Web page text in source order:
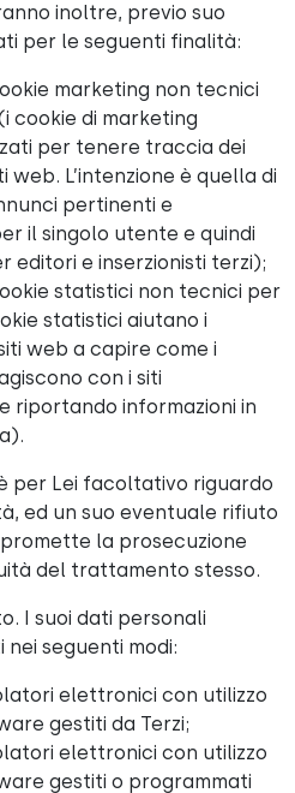
inoltre, previo suo
per le seguenti finalità:
marketing non tecnici
cookie di marketing
per tenere traccia dei
web. L’intenzione è quella di
pertinenti e
il singolo utente e quindi
editori e inserzionisti terzi);
statistici non tecnici per
statistici aiutano i
web a capire come i
con i siti
riportando informazioni in
per Lei facoltativo riguardo
ed un suo eventuale rifiuto
la prosecuzione
del trattamento stesso.
I suoi dati personali
seguenti modi:
elettronici con utilizzo
gestiti da Terzi;
elettronici con utilizzo
gestiti o programmati